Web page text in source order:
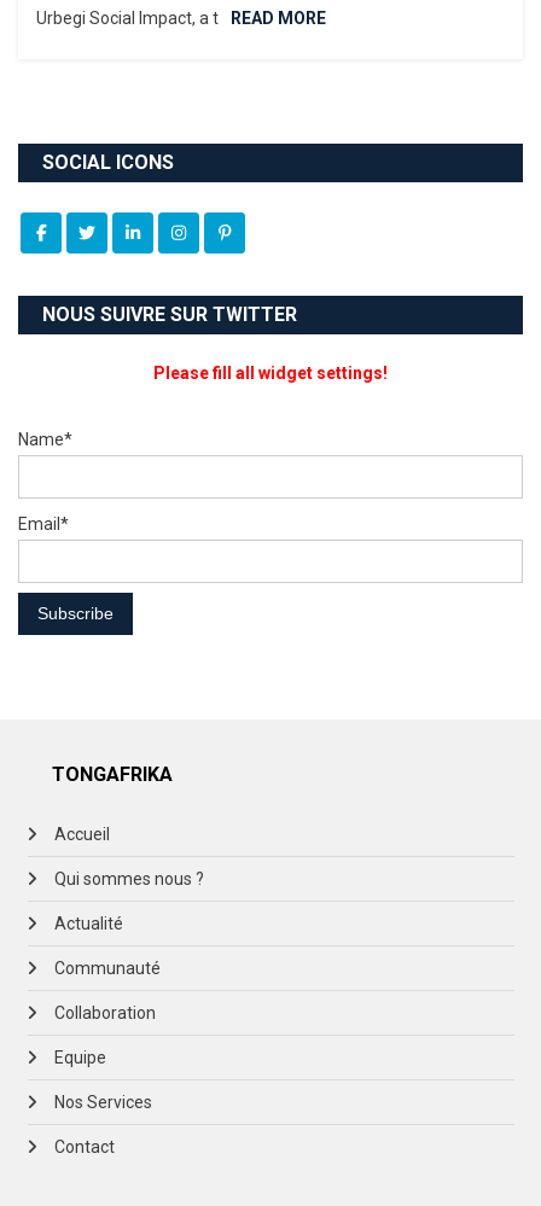
Urbegi Social Impact, a t
READ MORE
SOCIAL ICONS
NOUS SUIVRE SUR TWITTER
Please fill all widget settings!
Name*
Email*
TONGAFRIKA
Accueil
Qui sommes nous ?
Actualité
Communauté
Collaboration
Equipe
Nos Services
Contact